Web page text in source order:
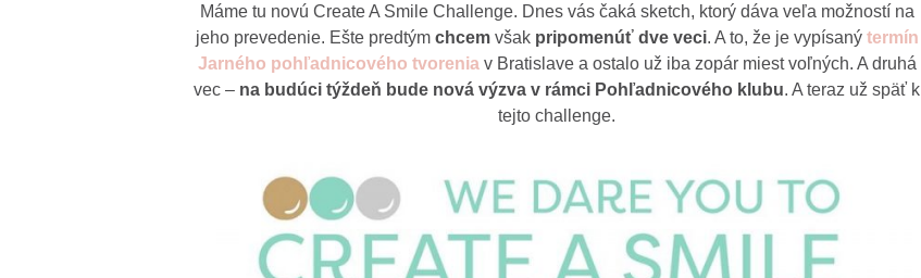
Máme tu novú Create A Smile Challenge. Dnes vás čaká sketch, ktorý dáva veľa možností na
jeho prevedenie. Ešte predtým chcemvšak pripomenúť dve veci. A to, že je vypísaný termín
Jarného pohľadnicového tvoreniav Bratislave a ostalo už iba zopár miest voľných. A druhá
vec – na budúci týždeň bude nová výzva v rámci Pohľadnicového klubu. A teraz už späť k
tejto challenge.